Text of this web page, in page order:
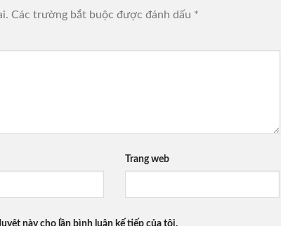
Các trường bắt buộc được đánh dấu *
Trang web
này cho lần bình luận kế tiếp của tôi.